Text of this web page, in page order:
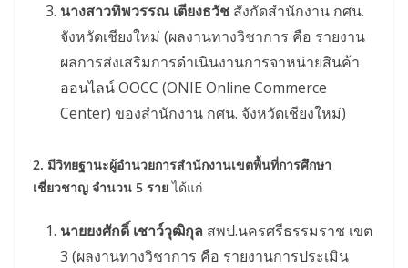
นางสาวทิพวรรณ เตียงธวัช สังกัดสำนักงาน กศน.
จังหวัดเชียงใหม่ (ผลงานทางวิชาการ คือ รายงาน
ผลการส่งเสริมการดำเนินงานการจาหน่ายสินค้า
ออนไลน์ OOCC (ONIE Online Commerce
Center) ของสำนักงาน กศน. จังหวัดเชียงใหม่)
2. มีวิทยฐานะผู้อำนวยการสำนักงานเขตพื้นที่การศึกษา
เชี่ยวชาญ จำนวน 5 รายได้แก่
นายยงศักดิ์ เชาว์วุฒิกุล สพป.นครศรีธรรมราช เขต
3 (ผลงานทางวิชาการ คือ รายงานการประเมิน